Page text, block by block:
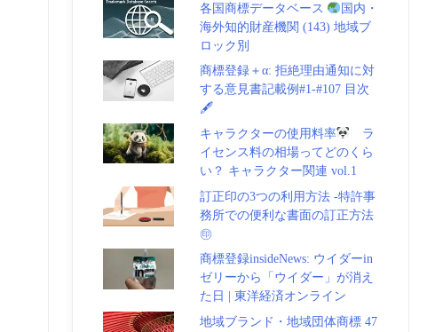
各国商標データベース
国内・
海外知的財産機関 (143) 地域ブ
ロック別
商標登録＋α: 拒絶理由通知に対
する意見書記載例#1-#107 目次
🖋
キャラクターの使用料率
ラ
イセンス料の相場ってどのくら
い？ キャラクター関連 vol.1
訂正印の3つの利用方法 -特許事
務所での便利な書面の訂正方法
㊞
商標登録insideNews: ウイダーin
ゼリーから「ウイダー」が消え
た日 | 東洋経済オンライン
地域ブランド・地域団体商標 47